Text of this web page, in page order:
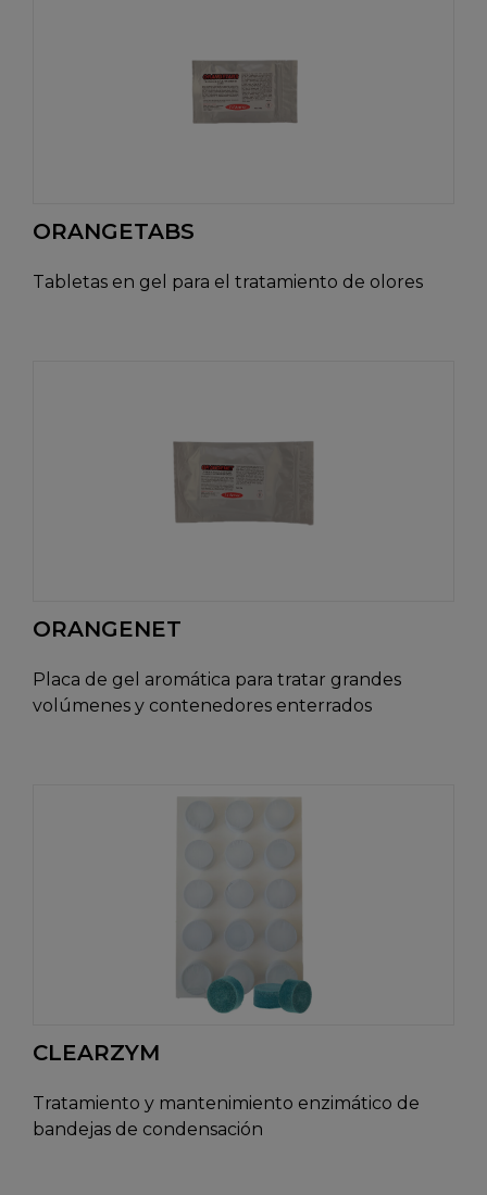
ORANGETABS
Tabletas en gel para el tratamiento de olores
ORANGENET
Placa de gel aromática para tratar grandes
volúmenes y contenedores enterrados
CLEARZYM
Tratamiento y mantenimiento enzimático de
bandejas de condensación